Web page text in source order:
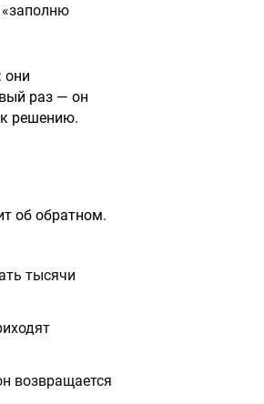
они
раз — он
решению.
об обратном.
тысячи
возвращается